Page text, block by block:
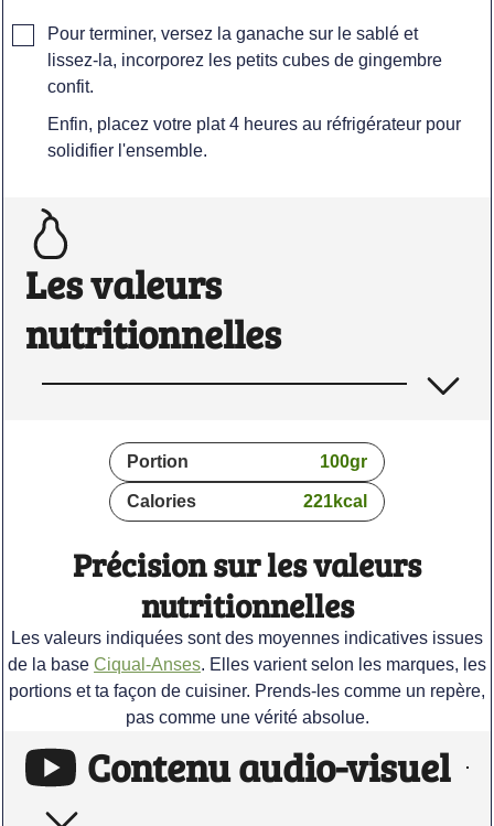
▢
Pour terminer, versez la ganache sur le sablé et
lissez-la, incorporez les petits cubes de gingembre
confit.
Enfin, placez votre plat 4 heures au réfrigérateur pour
solidifier l'ensemble.
Les valeurs
nutritionnelles
Portion 100gr
Calories 221kcal
Précision sur les valeurs
nutritionnelles
Les valeurs indiquées sont des moyennes indicatives issues
de la base Ciqual-Anses. Elles varient selon les marques, les
portions et ta façon de cuisiner. Prends-les comme un repère,
pas comme une vérité absolue.
Contenu audio-visuel